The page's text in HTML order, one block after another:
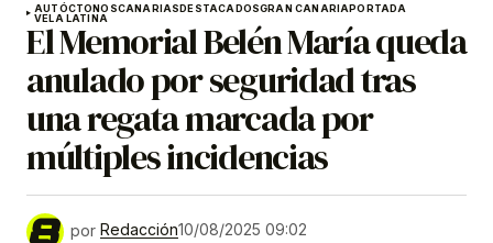
AUTÓCTONOSCANARIASDESTACADOSGRAN CANARIAPORTADA
VELA LATINA
El Memorial Belén María queda
anulado por seguridad tras
una regata marcada por
múltiples incidencias
por Redacción10/08/2025 09:02